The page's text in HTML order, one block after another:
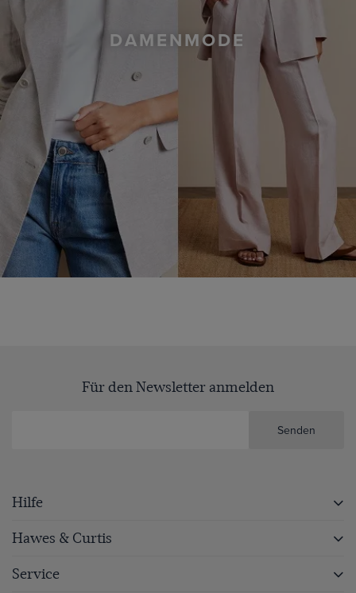
DAMENMODE
Für den Newsletter anmelden
Senden
Hilfe
Hawes & Curtis
Service